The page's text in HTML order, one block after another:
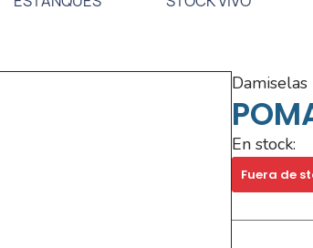
damiselas
En stock:
Fuera de